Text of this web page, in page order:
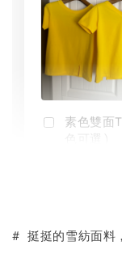
素色雙
# 挺挺的雪紡面料